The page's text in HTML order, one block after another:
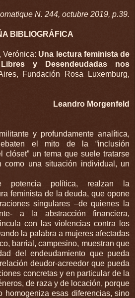
N. 244, octubre 2019, p.39.
BIBLIOGRÁFICA
Verónica: Una lectura feminista de
y Desendeudadas nos
Fundación Rosa Luxemburg,
Leandro Morgenfeld
y profundamente analítica,
el mito de la “inclusión
clóset” un tema que suele tratarse
como una situación individual, un
potencia política, realzan la
feminista de la deuda, que opone
singulares –de quienes la
a la abstracción financiera,
con las violencias contra los
la palabra a mujeres afectadas
barrial, campesino, muestran que
del endeudamiento que pueda
deudor-acreedor que pueda
concretas y en particular de la
de raza y de locación, porque
homogeniza esas diferencias, sino